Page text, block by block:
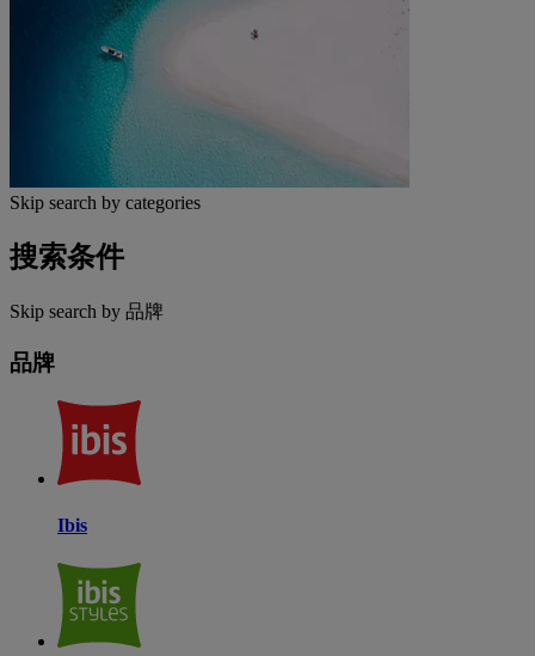
Skip search by categories
搜索条件
Skip search by 品牌
品牌
Ibis